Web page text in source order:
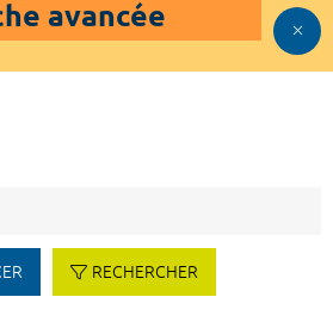
avancée
RECHERCHER